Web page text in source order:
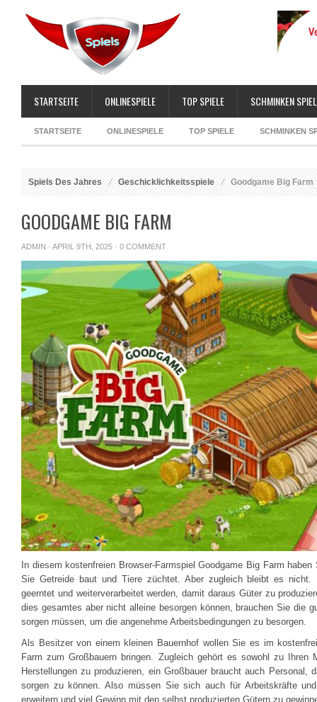
STARTSEITE ONLINESPIELE TOP SPIELE SCHMINKEN
STARTSEITE ONLINESPIELE TOP SPIELE SCHMINKEN
Spiels Des Jahres Geschicklichkeitsspiele Goodgame Big Farm
GOODGAME BIG FARM
ADMIN · APRIL 9TH, 2025 · 0 COMMENT
In diesem kostenfreien Browser-Farmspiel Goodgame Big Farm
Sie Getreide baut und Tiere züchtet. Aber zugleich bleibt es nicht.
geerntet und weiterverarbeitet werden, damit daraus Güter zu
dies gesamtes aber nicht alleine besorgen können, brauchen Sie die
sorgen müssen, um die angenehme Arbeitsbedingungen zu besorgen.
Als Besitzer von einem kleinen Bauernhof wollen Sie es im
Farm zum Großbauern bringen. Zugleich gehört es sowohl zu Ihren
Herstellungen zu produzieren, ein Großbauer braucht auch Personal,
sorgen zu können. Also müssen Sie sich auch für Arbeitskräfte
erweitern und viel Gewinn mit den selbst produzierten Gütern zu